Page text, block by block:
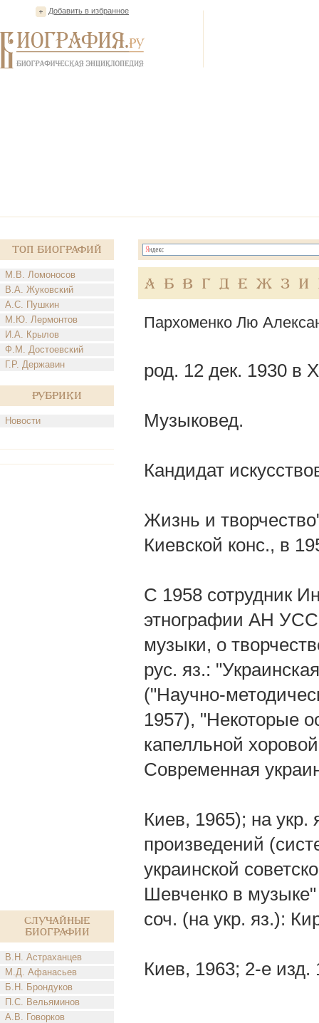
Добавить в избранное
Топ Биографий
М.В. Ломоносов
В.А. Жуковский
А.С. Пушкин
М.Ю. Лермонтов
И.А. Крылов
Ф.М. Достоевский
Г.Р. Державин
Рубрики
Новости
Случайные
биографии
В.Н. Астраханцев
М.Д. Афанасьев
Б.Н. Брондуков
П.С. Вельяминов
А.В. Говорков
А Б В Г Д Е Ж З И
Пархоменко Лю
род. 12 дек. 1930 в
Музыковед.
Кандидат
Жизнь и
Киевской конс., в
С 1958 сотрудник
этнографии АН
музыки, о
рус. яз.:
("Научно-
1957), "Некоторые
капелльной
Современная
Киев, 1965); на
произведений
украинской
Шевченко в
соч. (на укр. яз.):
Киев, 1963; 2-е изд.